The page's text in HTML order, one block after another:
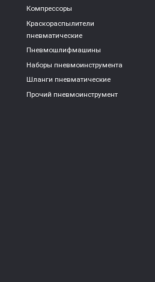
Компрессоры
Краскораспылители
пневматические
Пневмошлифмашины
Наборы пневмоинструмента
Шланги пневматические
Прочий пневмоинструмент